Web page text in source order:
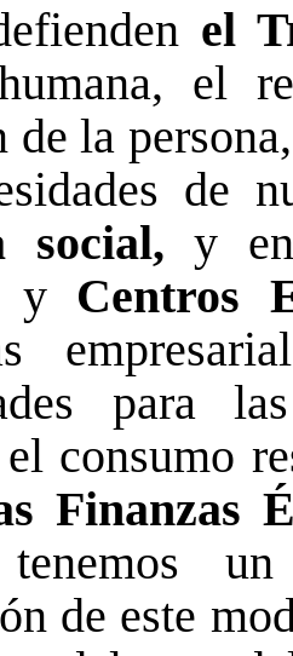
el
el
la
de
social,y
y Centros
para
consumo
Finanzas
tenemos
de este